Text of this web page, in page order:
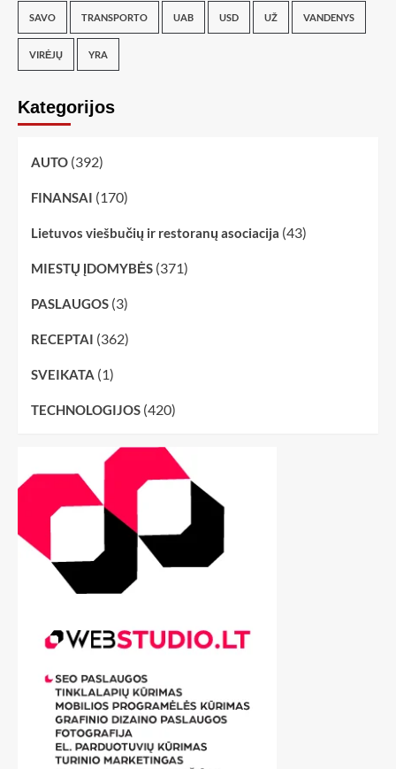
SAVO TRANSPORTO UAB USD UŽ VANDENYS
VIRĖJŲ YRA
Kategorijos
AUTO (392)
FINANSAI (170)
Lietuvos viešbučių ir restoranų asociacija (43)
MIESTŲ ĮDOMYBĖS (371)
PASLAUGOS (3)
RECEPTAI (362)
SVEIKATA (1)
TECHNOLOGIJOS (420)